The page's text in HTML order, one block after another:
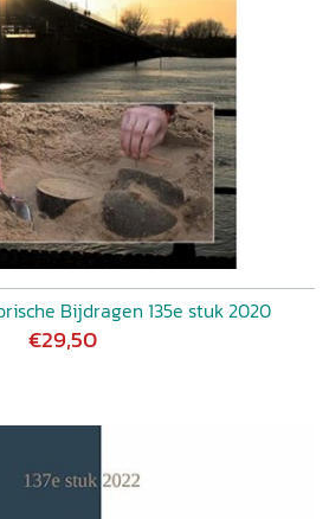
Bijdragen 135e stuk 2020
€29,50